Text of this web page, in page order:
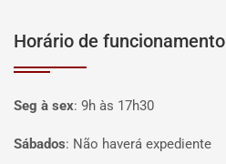
Horário de funcionamento
Seg à sex: 9h às 17h30
Sábados: Não haverá expediente